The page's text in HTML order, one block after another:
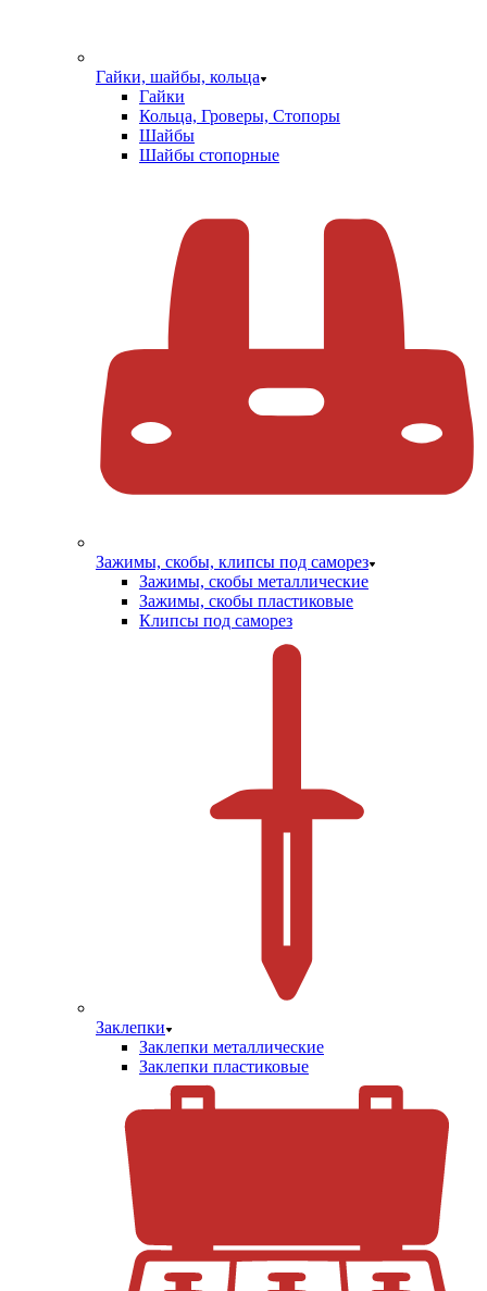
Гайки, шайбы, кольца
Гайки
Кольца, Гроверы, Стопоры
Шайбы
Шайбы стопорные
Зажимы, скобы, клипсы под саморез
Зажимы, скобы металлические
Зажимы, скобы пластиковые
Клипсы под саморез
Заклепки
Заклепки металлические
Заклепки пластиковые